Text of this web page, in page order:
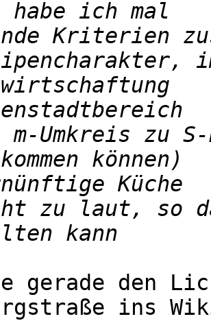
Umkreis zu
zu laut, so
gerade den
ins